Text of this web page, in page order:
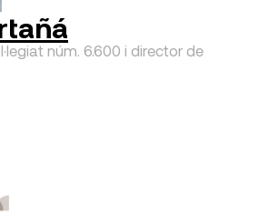
núm. 6.600 i director de